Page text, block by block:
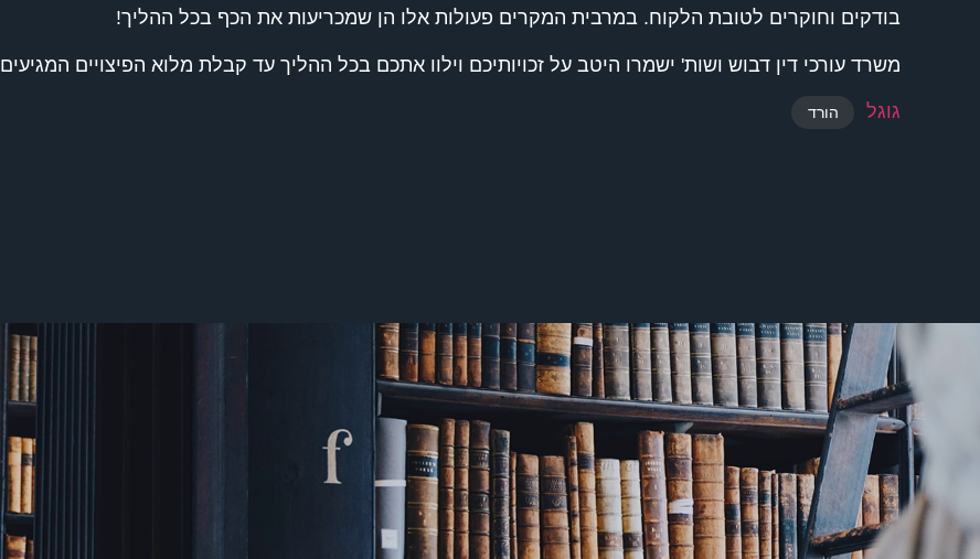
בודקים וחוקרים לטובת הלקוח. במרבית המקרים פעולות אלו הן שמכריעות את הכף בכל ההליך!
משרד עורכי דין דבוש ושות' ישמרו היטב על זכויותיכם וילוו אתכם בכל ההליך עד קבלת מלוא הפיצויים
גוגל הורד